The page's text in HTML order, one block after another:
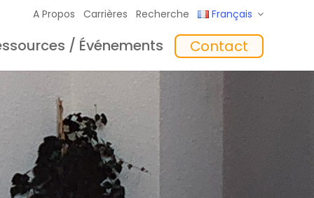
A Propos Carrières Recherche Français
Chargeurs
Formation
/ Événements
‘In the Mix’ Insights
Contact